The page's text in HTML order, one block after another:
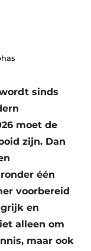
sinds
moet de
zijn. Dan
één
voorbereid
en
alleen om
maar ook